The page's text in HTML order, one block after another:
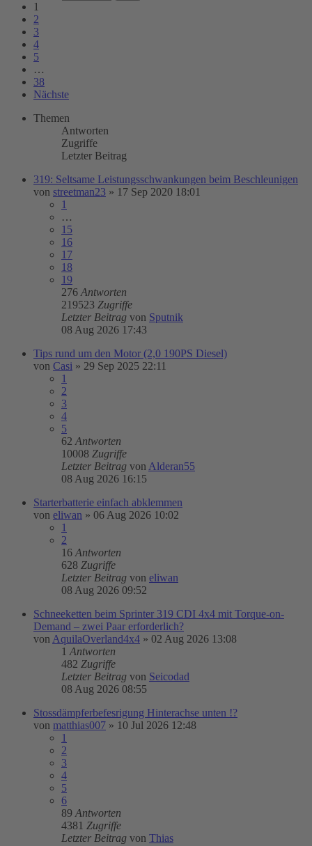
1
2
3
4
5
…
38
Nächste
Themen
Antworten
Zugriffe
Letzter Beitrag
319: Seltsame Leistungsschwankungen beim Beschleunigen
von streetman23 » 17 Sep 2020 18:01
1
…
15
16
17
18
19
276 Antworten
219523 Zugriffe
Letzter Beitrag von Sputnik
08 Aug 2026 17:43
Tips rund um den Motor (2,0 190PS Diesel)
von Casi » 29 Sep 2025 22:11
1
2
3
4
5
62 Antworten
10008 Zugriffe
Letzter Beitrag von Alderan55
08 Aug 2026 16:15
Starterbatterie einfach abklemmen
von eliwan » 06 Aug 2026 10:02
1
2
16 Antworten
628 Zugriffe
Letzter Beitrag von eliwan
08 Aug 2026 09:52
Schneeketten beim Sprinter 319 CDI 4x4 mit Torque-on-
Demand – zwei Paar erforderlich?
von AquilaOverland4x4 » 02 Aug 2026 13:08
1 Antworten
482 Zugriffe
Letzter Beitrag von Seicodad
08 Aug 2026 08:55
Stossdämpferbefesrigung Hinterachse unten !?
von matthias007 » 10 Jul 2026 12:48
1
2
3
4
5
6
89 Antworten
4381 Zugriffe
Letzter Beitrag von Thias